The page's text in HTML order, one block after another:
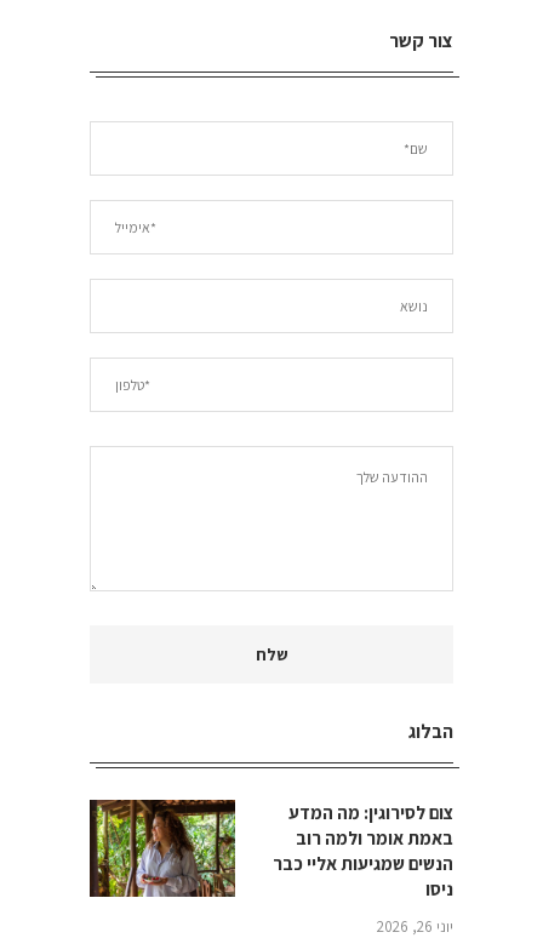
צור קשר
הבלוג
צום לסירוגין: מה המדע
באמת אומר ולמה רוב
הנשים שמגיעות אליי כבר
ניסו
יוני 26, 2026